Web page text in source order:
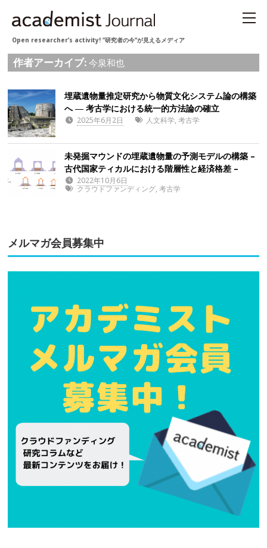
Open researcher’s activity! “研究者の今“が見えるメディア
作者アーカイブ: 今泉和也
埋蔵遺物量推定研究から物質文化システム論の構築
へ ― 考古学における統一的方法論の確立
2025年6月2日 人文科学,考古学
未発掘マウンドの埋蔵遺物量の予測モデルの構築 –
古代国家ティカルにおける階層性と経済格差 –
2022年10月6日
クラウドファンディング, 考古学
メルマガ会員募集中